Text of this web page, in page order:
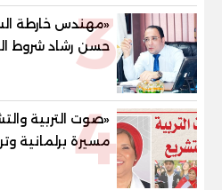
3
«مهندس خارطة
حسن رشاد شروط
"خارطة طريق"
4
«صوت التربية
مسيرة برلمانية
القوانين وصناعة